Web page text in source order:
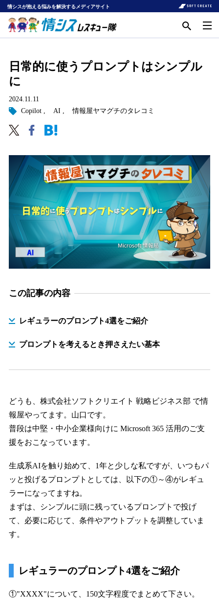
情シスが抱える悩みを解決するメディアサイト
日常的に使うプロンプトはシンプル
に
2024.11.11
Copilot
AI 情報屋ヤマグチのタレコミ
この記事の内容
レギュラーのプロンプト4選をご紹介
プロンプトを考えるとき押さえたい基本
どうも、株式会社ソフトクリエイト 戦略ビジネス部 で情
報屋やってます。山口です。
普段は中堅・中小企業様向けに Microsoft 365 活用のご支
援をおこなっています。
生成系AIを触り始めて、1年と少しな私ですが、いつもパ
ッと投げるプロンプトとしては、以下の①～④がレギュ
ラーになってますね。
まずは、シンプルに頭に残っているプロンプトで投げ
て、必要に応じて、条件やアウトプットを調整していま
す。
レギュラーのプロンプト4選をご紹介
①"XXXX"について、150文字程度でまとめて下さい。